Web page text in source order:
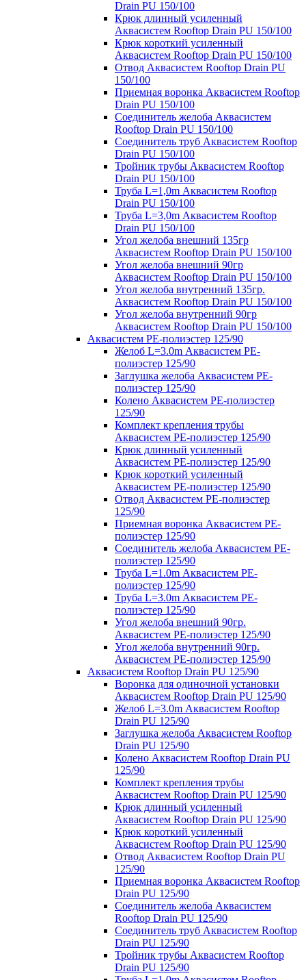
Drain PU 150/100
Крюк длинный усиленный
Аквасистем Rooftop Drain PU 150/100
Крюк короткий усиленный
Аквасистем Rooftop Drain PU 150/100
Отвод Аквасистем Rooftop Drain PU
150/100
Приемная воронка Аквасистем Rooftop
Drain PU 150/100
Соединитель желоба Аквасистем
Rooftop Drain PU 150/100
Соединитель труб Аквасистем Rooftop
Drain PU 150/100
Тройник трубы Аквасистем Rooftop
Drain PU 150/100
Труба L=1,0m Аквасистем Rooftop
Drain PU 150/100
Труба L=3,0m Аквасистем Rooftop
Drain PU 150/100
Угол желоба внешний 135гр
Аквасистем Rooftop Drain PU 150/100
Угол желоба внешний 90гр
Аквасистем Rooftop Drain PU 150/100
Угол желоба внутренний 135гр.
Аквасистем Rooftop Drain PU 150/100
Угол желоба внутренний 90гр
Аквасистем Rooftop Drain PU 150/100
Аквасистем PE-полиэстер 125/90
Желоб L=3.0m Аквасистем PE-
полиэстер 125/90
Заглушка желоба Аквасистем PE-
полиэстер 125/90
Колено Аквасистем PE-полиэстер
125/90
Комплект крепления трубы
Аквасистем PE-полиэстер 125/90
Крюк длинный усиленный
Аквасистем PE-полиэстер 125/90
Крюк короткий усиленный
Аквасистем PE-полиэстер 125/90
Отвод Аквасистем РЕ-полиэстер
125/90
Приемная воронка Аквасистем PE-
полиэстер 125/90
Соединитель желоба Аквасистем PE-
полиэстер 125/90
Труба L=1.0m Аквасистем PE-
полиэстер 125/90
Труба L=3.0m Аквасистем PE-
полиэстер 125/90
Угол желоба внешний 90гр.
Аквасистем PE-полиэстер 125/90
Угол желоба внутренний 90гр.
Аквасистем PE-полиэстер 125/90
Аквасистем Rooftop Drain PU 125/90
Воронка для одиночной установки
Аквасистем Rooftop Drain PU 125/90
Желоб L=3.0m Аквасистем Rooftop
Drain PU 125/90
Заглушка желоба Аквасистем Rooftop
Drain PU 125/90
Колено Аквасистем Rooftop Drain PU
125/90
Комплект крепления трубы
Аквасистем Rooftop Drain PU 125/90
Крюк длинный усиленный
Аквасистем Rooftop Drain PU 125/90
Крюк короткий усиленный
Аквасистем Rooftop Drain PU 125/90
Отвод Аквасистем Rooftop Drain PU
125/90
Приемная воронка Аквасистем Rooftop
Drain PU 125/90
Соединитель желоба Аквасистем
Rooftop Drain PU 125/90
Соединитель труб Аквасистем Rooftop
Drain PU 125/90
Тройник трубы Аквасистем Rooftop
Drain PU 125/90